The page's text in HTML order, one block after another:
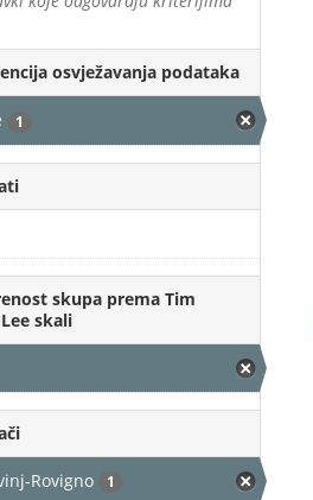
osvježavanja podataka
1
skupa prema Tim
skali
Rovigno 1